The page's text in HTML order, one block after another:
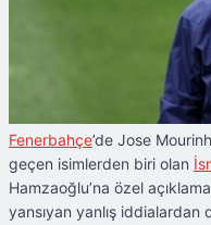
Fenerbahçe’de Jose
geçen isimlerden biri olan
Hamzaoğlu’na özel
yansıyan yanlış